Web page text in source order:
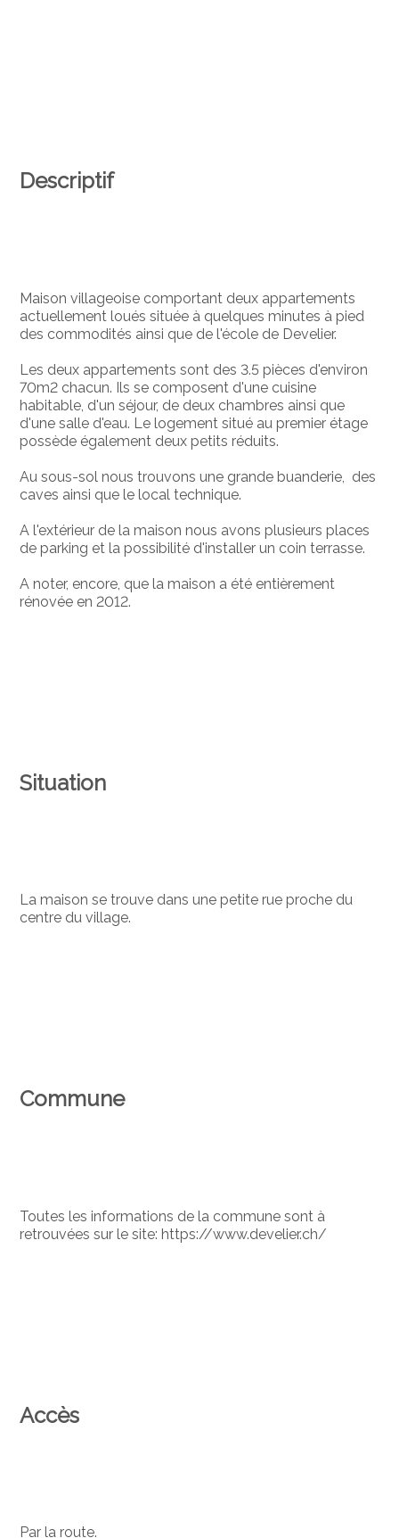
Descriptif
Maison villageoise comportant deux appartements
actuellement loués située à quelques minutes à pied
des commodités ainsi que de l'école de Develier.
Les deux appartements sont des 3.5 pièces d'environ
70m2 chacun. Ils se composent d'une cuisine
habitable, d'un séjour, de deux chambres ainsi que
d'une salle d'eau. Le logement situé au premier étage
possède également deux petits réduits.
Au sous-sol nous trouvons une grande buanderie, des
caves ainsi que le local technique.
A l'extérieur de la maison nous avons plusieurs places
de parking et la possibilité d'installer un coin terrasse.
A noter, encore, que la maison a été entièrement
rénovée en 2012.
Situation
La maison se trouve dans une petite rue proche du
centre du village.
Commune
Toutes les informations de la commune sont à
retrouvées sur le site: https://www.develier.ch/
Accès
Par la route.